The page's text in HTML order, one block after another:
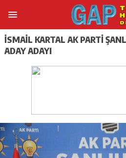
İSMAİL KARTAL AK PARTİ
ADAY ADAYI